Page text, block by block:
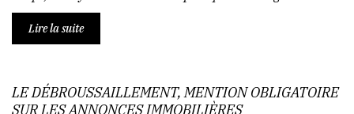
Lire la suite
LE DÉBROUSSAILLEMENT, MENTION OBLIGATOIRE
SUR LES ANNONCES IMMOBILIÈRES